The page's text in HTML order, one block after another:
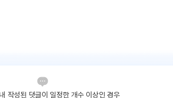
작성된 댓글이 일정한 개수 이상인 경우